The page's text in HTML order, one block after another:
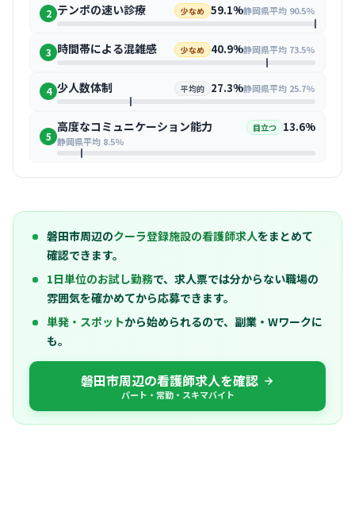
2 テンポの速い診療 少なめ 59.1%静岡県平均 90.5%
3 時間帯による混雑感 少なめ 40.9%静岡県平均 73.5%
4 少人数体制 平均的 27.3%静岡県平均 25.7%
5
高度なコミュニケーション能力 目立つ 13.6%
静岡県平均 8.5%
磐田市周辺のクーラ登録施設の看護師求人をまとめて
確認できます。
1日単位のお試し勤務で、求人票では分からない職場の
雰囲気を確かめてから応募できます。
単発・スポットから始められるので、副業・Wワークに
も。
磐田市周辺の看護師求人を確認
パート・常勤・スキマバイト